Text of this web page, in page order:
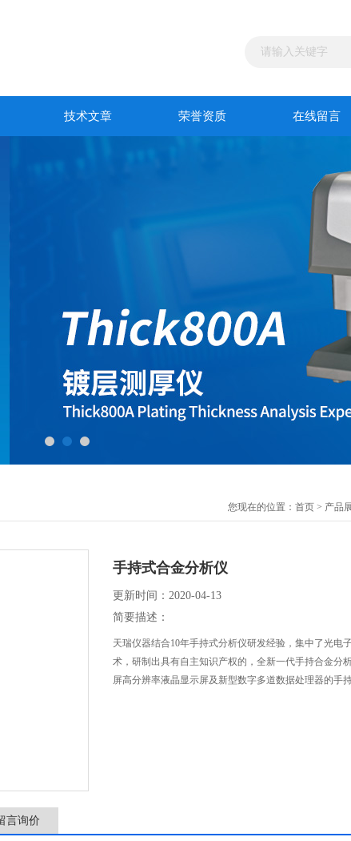
技术文章 荣誉资质 在线留言
您现在的位置： 首页 > 产品
手持式合金分析仪
更新时间：2020-04-13
简要描述：
天瑞仪器结合10年手持式分析仪研发经验，集中了光电
术，研制出具有自主知识产权的，全新一代手持合金分
屏高分辨率液晶显示屏及新型数字多道数据处理器的手
言询价